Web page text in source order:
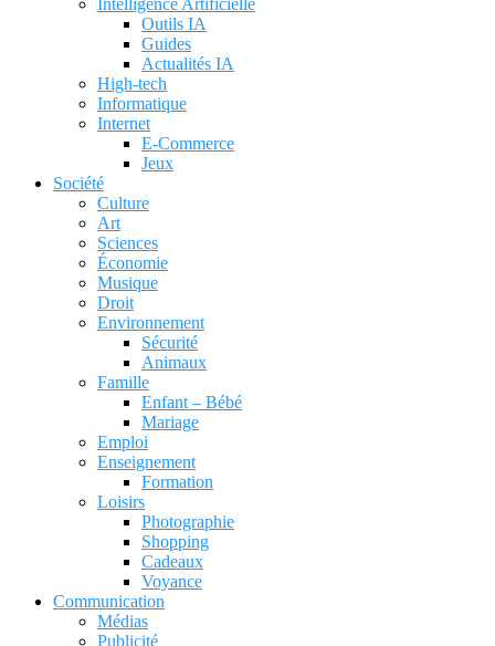
Outils IA
Guides
Actualités IA
High-tech
Informatique
Internet
E-Commerce
Jeux
Société
Culture
Art
Sciences
Économie
Musique
Droit
Environnement
Sécurité
Animaux
Famille
Enfant – Bébé
Mariage
Emploi
Enseignement
Formation
Loisirs
Photographie
Shopping
Cadeaux
Voyance
Communication
Médias
Publicité